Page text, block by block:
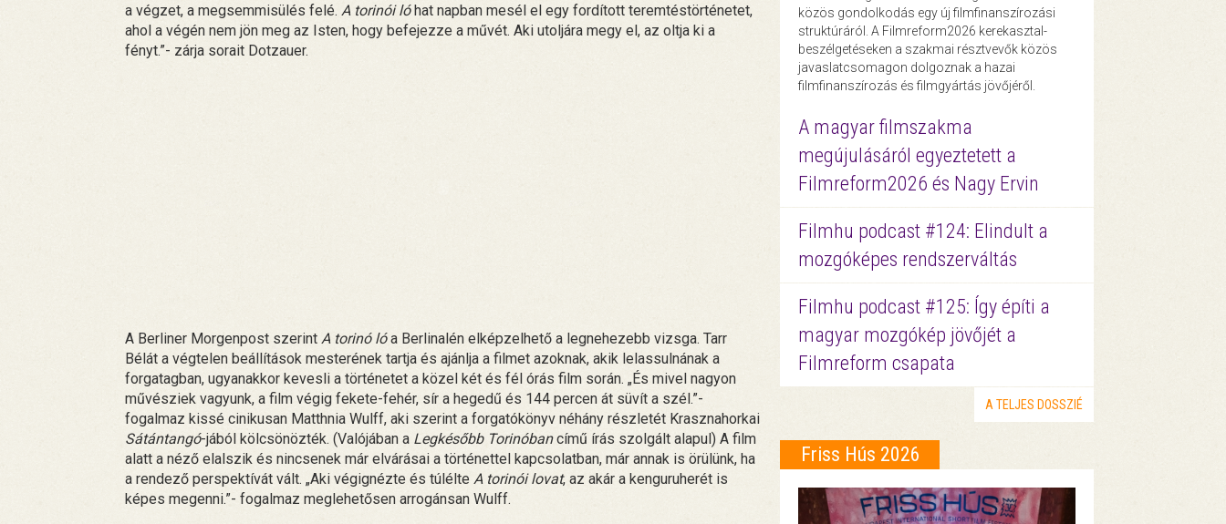
a végzet, a megsemmisülés felé. A torinói lóhat napban mesél el egy fordított teremtéstörténetet,
ahol a végén nem jön meg az Isten, hogy befejezze a művét. Aki utoljára megy el, az oltja ki a
fényt.”- zárja sorait Dotzauer.
A Berliner Morgenpost szerint A torinó lóa Berlinalén elképzelhető a legnehezebb vizsga. Tarr
Bélát a végtelen beállítások mesterének tartja és ajánlja a filmet azoknak, akik lelassulnának a
forgatagban, ugyanakkor kevesli a történetet a közel két és fél órás film során. „És mivel nagyon
művésziek vagyunk, a film végig fekete-fehér, sír a hegedű és 144 percen át süvít a szél.”-
fogalmaz kissé cinikusan Matthnia Wulff, aki szerint a forgatókönyv néhány részletét Krasznahorkai
Sátántangó-jából kölcsönözték. (Valójában a Legkésőbb Torinóbancímű írás szolgált alapul) A film
alatt a néző elalszik és nincsenek már elvárásai a történettel kapcsolatban, már annak is örülünk, ha
a rendező perspektívát vált. „Aki végignézte és túlélte A torinói lovat, az akár a kenguruherét is
képes megenni.”- fogalmaz meglehetősen arrogánsan Wulff.
közös gondolkodás egy új filmfinanszírozási
struktúráról. A Filmreform2026 kerekasztal-
beszélgetéseken a szakmai résztvevők közös
javaslatcsomagon dolgoznak a hazai
filmfinanszírozás és filmgyártás jövőjéről.
A magyar filmszakma
megújulásáról egyeztetett a
Filmreform2026 és Nagy Ervin
Filmhu podcast #124: Elindult a
mozgóképes rendszerváltás
Filmhu podcast #125: Így építi a
magyar mozgókép jövőjét a
Filmreform csapata
A TELJES DOSSZIÉ
Friss Hús 2026